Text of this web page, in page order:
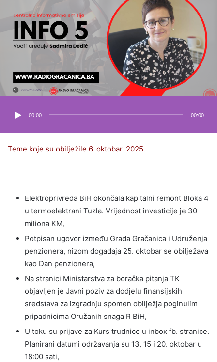
00:00 00:00
Teme koje su obilježile 6. oktobar. 2025.
Elektroprivreda BiH okončala kapitalni remont Bloka 4
u termoelektrani Tuzla. Vrijednost investicije je 30
miliona KM,
Potpisan ugovor između Grada Gračanica i Udruženja
penzionera, nizom događaja 25. oktobar se obilježava
kao Dan penzionera,
Na stranici Ministarstva za boračka pitanja TK
objavljen je Javni poziv za dodjelu finansijskih
sredstava za izgradnju spomen obilježja poginulim
pripadnicima Oružanih snaga R BiH,
U toku su prijave za Kurs trudnice u inbox fb. stranice.
Planirani datumi održavanja su 13, 15 i 20. oktobar u
18:00 sati,